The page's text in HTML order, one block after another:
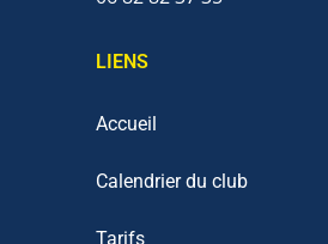
LIENS
Accueil
Calendrier du club
Tarifs